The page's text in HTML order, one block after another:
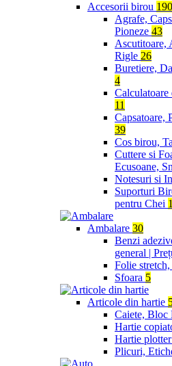
Accesorii birou 190
Agrafe,
Pioneze 43
Ascutitoare,
Rigle 26
Buretiere,
4
11
Capsatoare,
39
Cos birou,
Cuttere si
Ecusoane,
Notesuri si
Suporturi
pentru Chei
Ambalare 30
Benzi
general |
Folie
Sfoara 5
Articole din hartie
Caiete, Bloc
Hartie
Hartie plotter
Plicuri,